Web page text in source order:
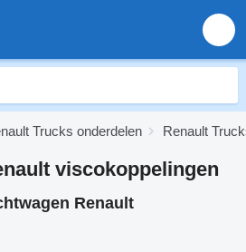
Trucks onderdelen Renault
viscokoppelingen
Renault